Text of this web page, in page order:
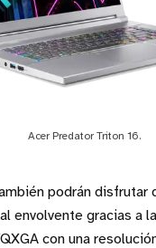
Acer Predator Triton 16.
podrán disfrutar
envolvente gracias a
con una